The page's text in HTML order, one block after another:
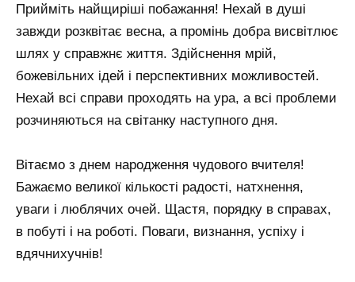
Прийміть найщиріші побажання! Нехай в душі
завжди розквітає весна, а промінь добра висвітлює
шлях у справжнє життя. Здійснення мрій,
божевільних ідей і перспективних можливостей.
Нехай всі справи проходять на ура, а всі проблеми
розчиняються на світанку наступного дня.
Вітаємо з днем ​​народження чудового вчителя!
Бажаємо великої кількості радості, натхнення,
уваги і люблячих очей. Щастя, порядку в справах,
в побуті і на роботі. Поваги, визнання, успіху і
вдячнихучнів!